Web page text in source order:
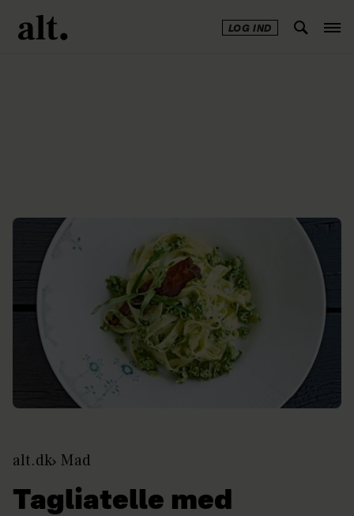
LOG IND
alt.dk Mad
Tagliatelle med